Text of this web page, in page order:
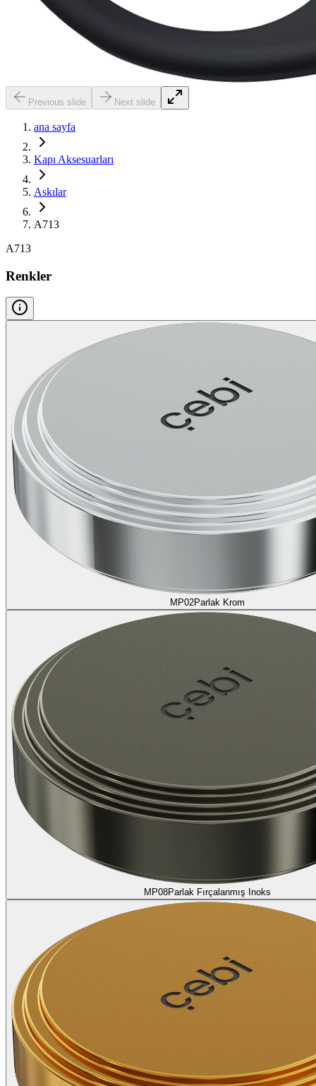
Previous slide Next slide
ana sayfa
Kapı Aksesuarları
Askılar
A713
A713
Renkler
MP02Parlak Krom
MP08Parlak Fırçalanmış Inoks